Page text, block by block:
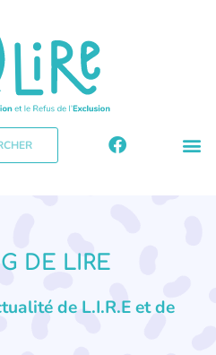
DE LIRE
de L.I.R.E et de